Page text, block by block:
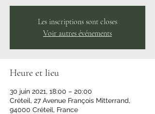
Les inscriptions sont closes
Voir autres événements
Heure et lieu
30 juin 2021, 18:00 – 20:00
Créteil, 27 Avenue François Mitterrand,
94000 Créteil, France